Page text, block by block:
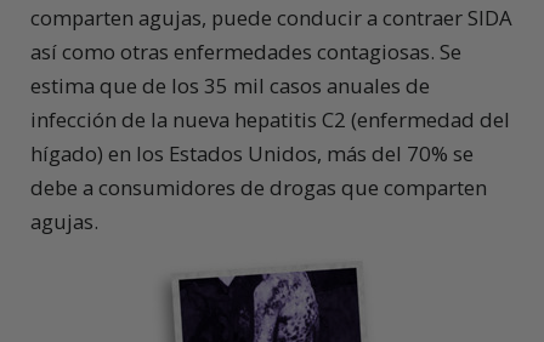
comparten agujas, puede conducir a contraer SIDA
así como otras enfermedades contagiosas. Se
estima que de los 35 mil casos anuales de
infección de la nueva hepatitis C2 (enfermedad del
hígado) en los Estados Unidos, más del 70% se
debe a consumidores de drogas que comparten
agujas.